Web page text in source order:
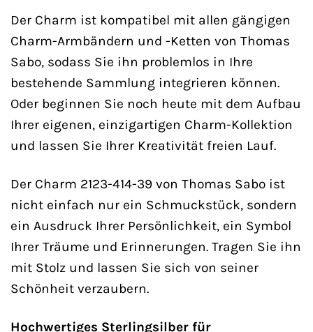
Der Charm ist kompatibel mit allen gängigen
Charm-Armbändern und -Ketten von Thomas
Sabo, sodass Sie ihn problemlos in Ihre
bestehende Sammlung integrieren können.
Oder beginnen Sie noch heute mit dem Aufbau
Ihrer eigenen, einzigartigen Charm-Kollektion
und lassen Sie Ihrer Kreativität freien Lauf.
Der Charm 2123-414-39 von Thomas Sabo ist
nicht einfach nur ein Schmuckstück, sondern
ein Ausdruck Ihrer Persönlichkeit, ein Symbol
Ihrer Träume und Erinnerungen. Tragen Sie ihn
mit Stolz und lassen Sie sich von seiner
Schönheit verzaubern.
Hochwertiges Sterlingsilber für